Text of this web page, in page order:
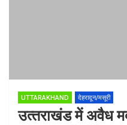
UTTARAKHAND देहरादून/मसूरी
उत्‍तराखंड में अवैध